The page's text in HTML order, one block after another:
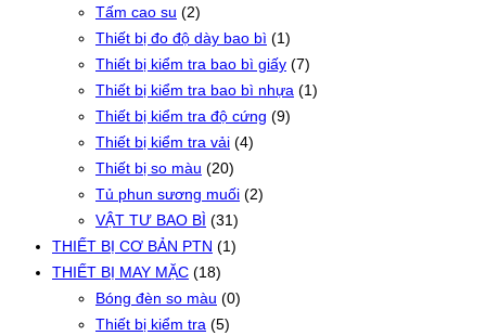
Tấm cao su (2)
Thiết bị đo độ dày bao bì (1)
Thiết bị kiểm tra bao bì giấy (7)
Thiết bị kiểm tra bao bì nhựa (1)
Thiết bị kiểm tra độ cứng (9)
Thiết bị kiểm tra vải (4)
Thiết bị so màu (20)
Tủ phun sương muối (2)
VẬT TƯ BAO BÌ (31)
THIẾT BỊ CƠ BẢN PTN (1)
THIẾT BỊ MAY MẶC (18)
Bóng đèn so màu (0)
Thiết bị kiểm tra (5)